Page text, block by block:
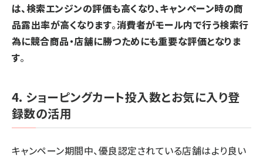
は、検索エンジンの評価も高くなり、キャンペーン時の商
品露出率が高くなります。消費者がモール内で行う検索行
為に競合商品・店舗に勝つためにも重要な評価となりま
す。
4. ショーピングカート投入数とお気に入り登
録数の活用
キャンペーン期間中、優良認定されている店舗はより良い